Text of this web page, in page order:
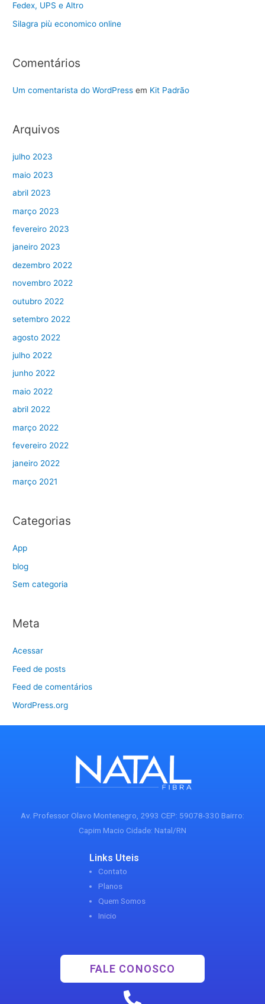
Fedex, UPS e Altro
Silagra più economico online
Comentários
Um comentarista do WordPress em Kit Padrão
Arquivos
julho 2023
maio 2023
abril 2023
março 2023
fevereiro 2023
janeiro 2023
dezembro 2022
novembro 2022
outubro 2022
setembro 2022
agosto 2022
julho 2022
junho 2022
maio 2022
abril 2022
março 2022
fevereiro 2022
janeiro 2022
março 2021
Categorias
App
blog
Sem categoria
Meta
Acessar
Feed de posts
Feed de comentários
WordPress.org
Av. Professor Olavo Montenegro, 2993 CEP: 59078-330 Bairro:
Capim Macio Cidade: Natal/RN
Links Uteis
Contato
Planos
Quem Somos
Inicio
FALE CONOSCO